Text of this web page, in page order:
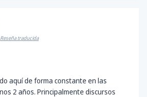
Reseña traducida
aquí de forma constante en las
2 años. Principalmente discursos